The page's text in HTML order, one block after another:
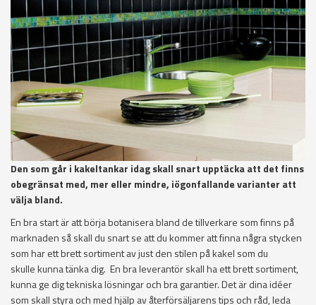
Den som går i kakeltankar idag skall snart upptäcka att det finns
obegränsat med, mer eller mindre, iögonfallande varianter att
välja bland.
En bra start är att börja botanisera bland de tillverkare som finns på
marknaden så skall du snart se att du kommer att finna några stycken
som har ett brett sortiment av just den stilen på kakel som du
skulle kunna tänka dig. En bra leverantör skall ha ett brett sortiment,
kunna ge dig tekniska lösningar och bra garantier. Det är dina idéer
som skall styra och med hjälp av återförsäljarens tips och råd, leda